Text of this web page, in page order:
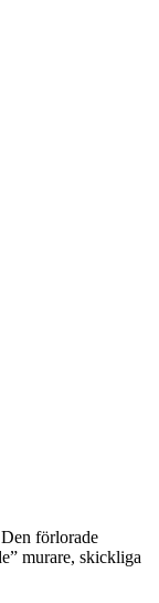
förlorade
murare, skickliga